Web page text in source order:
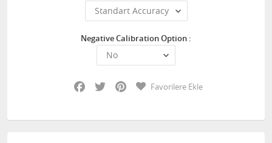
Negative Calibration Option :
Facebook
Twitter PinterestFavorilere Ekle